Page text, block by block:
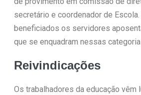
secretário e coordenador de
beneficiados os servidores
que se enquadram nessas
Reivindicações
Os trabalhadores da educação vêm